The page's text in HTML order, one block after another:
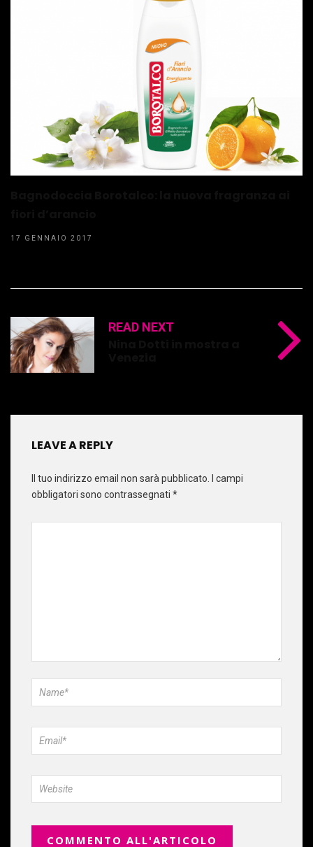
17 GENNAIO 2017
READ NEXT
LEAVE A REPLY
Il tuo indirizzo email non sarà pubblicato.
I campi
obbligatori sono contrassegnati *